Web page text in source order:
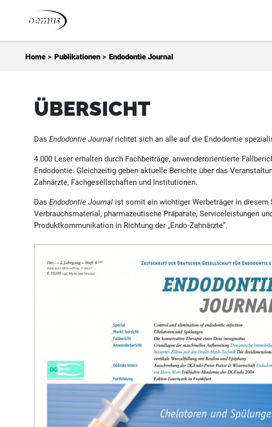
Home > Publikationen > Endodontie Journal
ÜBERSICHT
DasEndodontie Journal richtet sich an alle auf die Endodontie
4.000 Leser erhalten durch Fachbeiträge, anwenderorientierte
Endodontie. Gleichzeitig geben aktuelle Berichte über das
Zahnärzte, Fachgesellschaften und Institutionen.
DasEndodontie Journal ist somit ein wichtiger Werbeträger in diesem
Verbrauchsmaterial, pharmazeutische Präparate, Serviceleistungen
Produktkommunikation in Richtung der „Endo-Zahnärzte“.